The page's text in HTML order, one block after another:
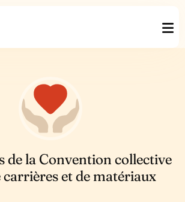
de la Convention collective
et de matériaux